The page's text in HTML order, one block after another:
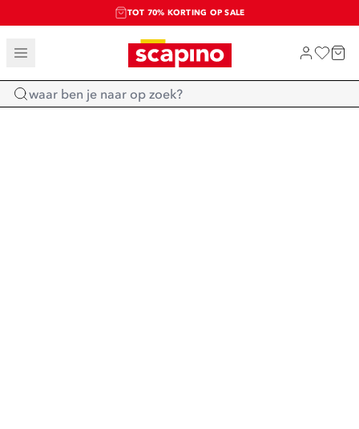
TOT 70% KORTING OP SALE
SALE: LAATSTE KANS!
SHOP NIEUW
Home